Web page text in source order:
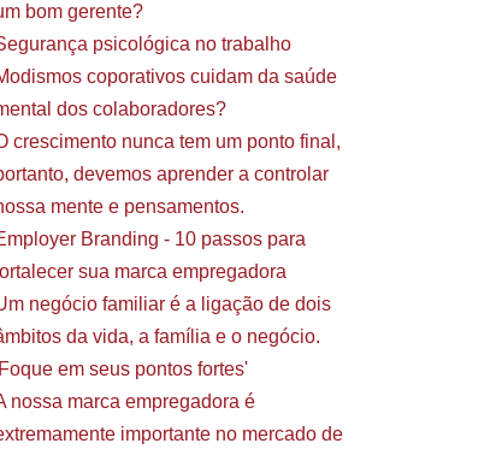
bom gerente?
psicológica no trabalho
coporativos cuidam da saúde
dos colaboradores?
crescimento nunca tem um ponto final,
devemos aprender a controlar
mente e pensamentos.
Branding - 10 passos para
sua marca empregadora
negócio familiar é a ligação de dois
da vida, a família e o negócio.
em seus pontos fortes'
nossa marca empregadora é
importante no mercado de